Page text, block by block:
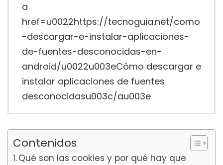
a
href=u0022https://tecnoguia.net/como
-descargar-e-instalar-aplicaciones-
de-fuentes-desconocidas-en-
android/u0022u003eCómo descargar e
instalar aplicaciones de fuentes
desconocidasu003c/au003e
Contenidos
Qué son las cookies y por qué hay que